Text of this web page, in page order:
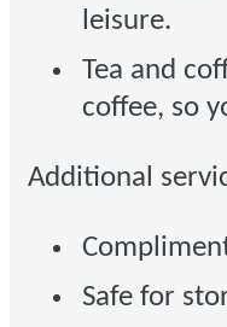
leisure.
Tea and
coffee, so
Additional
Safe for